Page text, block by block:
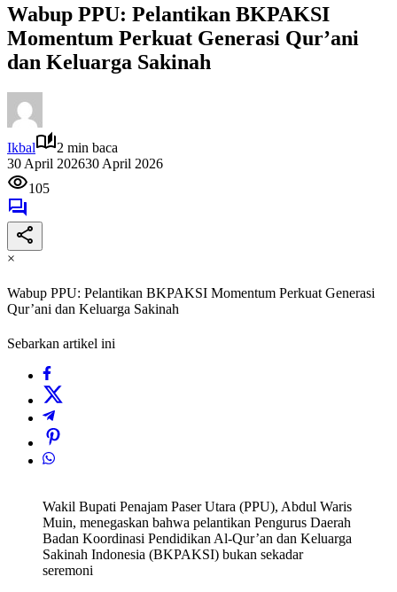
Wabup PPU: Pelantikan BKPAKSI
Momentum Perkuat Generasi Qur’ani
dan Keluarga Sakinah
Ikbal
2 min baca
30 April 202630 April 2026
105
×
Wabup PPU: Pelantikan BKPAKSI Momentum Perkuat Generasi
Qur’ani dan Keluarga Sakinah
Sebarkan artikel ini
Wakil Bupati Penajam Paser Utara (PPU), Abdul Waris
Muin, menegaskan bahwa pelantikan Pengurus Daerah
Badan Koordinasi Pendidikan Al-Qur’an dan Keluarga
Sakinah Indonesia (BKPAKSI) bukan sekadar
seremoni